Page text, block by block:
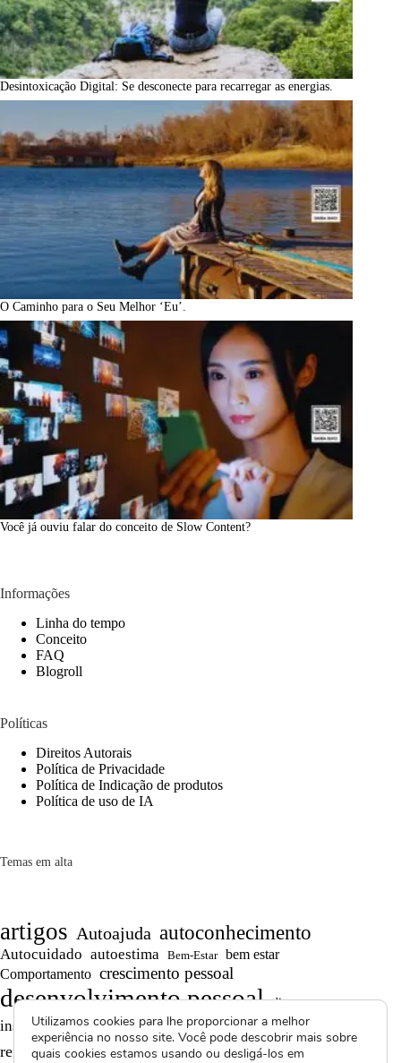
Desintoxicação Digital: Se desconecte para recarregar as energias.
O Caminho para o Seu Melhor ‘Eu’.
Você já ouviu falar do conceito de Slow Content?
Informações
Linha do tempo
Conceito
FAQ
Blogroll
Políticas
Direitos Autorais
Política de Privacidade
Política de Indicação de produtos
Política de uso de IA
Temas em alta
artigos Autoajuda autoconhecimento
Autocuidado autoestima Bem-Estar bem estar
Comportamento crescimento pessoal
desenvolvimento pessoal dicas
inspiração Motivação produtividade Projetos autorais
reflexão Reflexões Reflexões de Vida
Utilizamos cookies para lhe proporcionar a melhor
experiência no nosso site. Você pode descobrir mais sobre
quais cookies estamos usando ou desligá-los em